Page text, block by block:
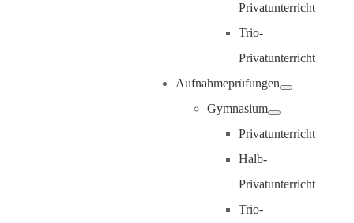
Privatunterricht
Trio-
Privatunterricht
Aufnahmeprüfungen
Gymnasium
Privatunterricht
Halb-
Privatunterricht
Trio-